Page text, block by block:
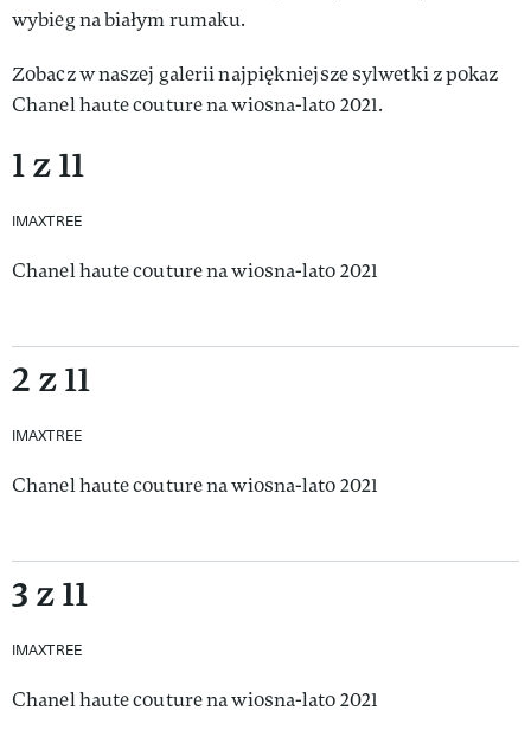
wybieg na białym rumaku.
Zobacz w naszej galerii najpiękniejsze sylwetki z pokaz
Chanel haute couture na wiosna-lato 2021.
1 z 11
IMAXTREE
Chanel haute couture na wiosna-lato 2021
2 z 11
IMAXTREE
Chanel haute couture na wiosna-lato 2021
3 z 11
IMAXTREE
Chanel haute couture na wiosna-lato 2021